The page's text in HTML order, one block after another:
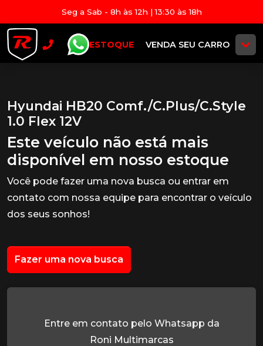
Seg a Sab - 8h às 12h | 13:30 às 18h
ESTOQUE VENDA SEU CARRO
Hyundai HB20 Comf./C.Plus/C.Style
1.0 Flex 12V
Este veículo não está mais
disponível em nosso estoque
Você pode fazer uma nova busca ou entrar em
contato com nossa equipe para encontrar o veículo
dos seus sonhos!
Fazer uma nova busca
Entre em contato pelo Whatsapp da
Roni Multimarcas